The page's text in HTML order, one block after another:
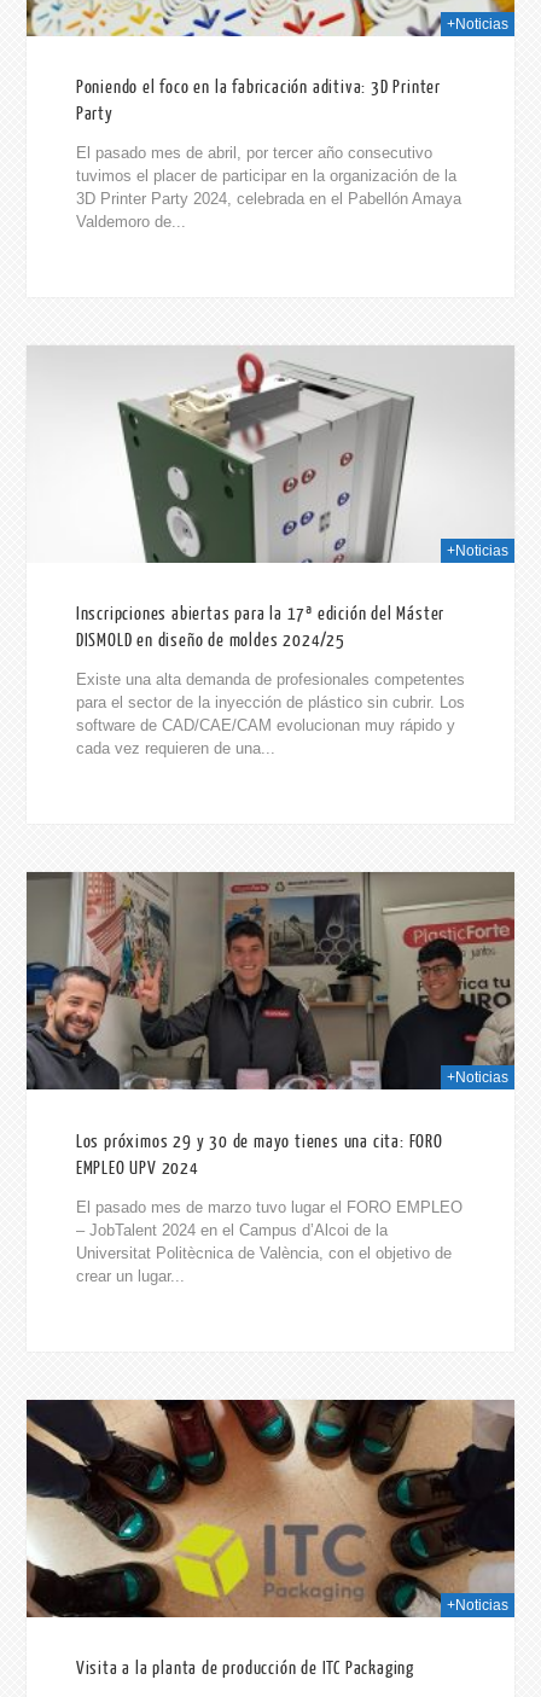
+Noticias
Poniendo el foco en la fabricación aditiva: 3D Printer
Party
El pasado mes de abril, por tercer año consecutivo
tuvimos el placer de participar en la organización de la
3D Printer Party 2024, celebrada en el Pabellón Amaya
Valdemoro de...
+Noticias
Inscripciones abiertas para la 17ª edición del Máster
DISMOLD en diseño de moldes 2024/25
Existe una alta demanda de profesionales competentes
para el sector de la inyección de plástico sin cubrir. Los
software de CAD/CAE/CAM evolucionan muy rápido y
cada vez requieren de una...
+Noticias
Los próximos 29 y 30 de mayo tienes una cita: FORO
EMPLEO UPV 2024
El pasado mes de marzo tuvo lugar el FORO EMPLEO
– JobTalent 2024 en el Campus d’Alcoi de la
Universitat Politècnica de València, con el objetivo de
crear un lugar...
+Noticias
Visita a la planta de producción de ITC Packaging